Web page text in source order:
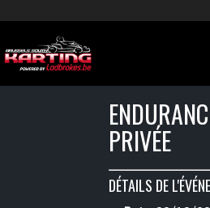
PRIVÉE
DÉTAILS DE